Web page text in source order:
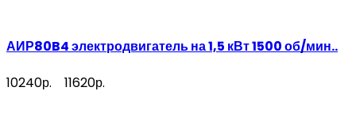
АИР80B4 электродвигатель на 1,5 кВт 1500 об/мин..
10240р. 11620р.